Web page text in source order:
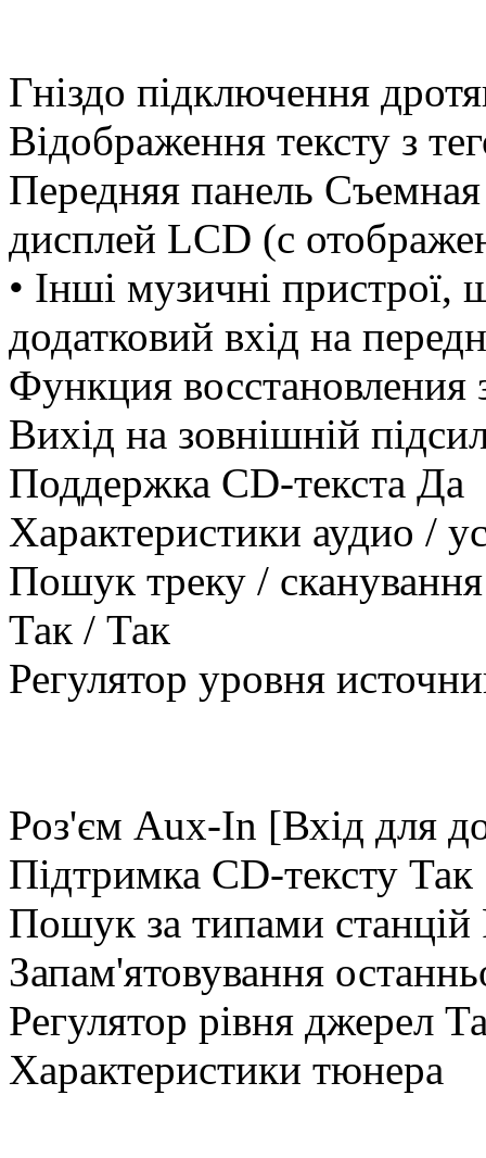
Гніздо підключення
Відображення тексту з
Передняя панель
дисплей LCD (с
• Інші музичні пристрої,
додатковий вхід на
Функция восстановления
Вихід на зовнішній
Поддержка CD-текста Да
Характеристики аудио /
Пошук треку /
Так / Так
Регулятор уровня
Роз'єм Aux-In [Вхід для
Підтримка CD-тексту Так
Пошук за типами
Запам'ятовування
Регулятор рівня джерел
Характеристики тюнера